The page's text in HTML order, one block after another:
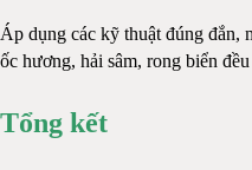
Áp dụng các kỹ thuật đúng đắn,
ốc hương, hải sâm, rong biển
Tổng kết